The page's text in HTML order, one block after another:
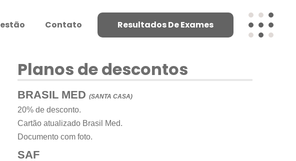
Contato Resultados De Exames
Planos de descontos
BRASIL MED (SANTA CASA)
20% de desconto.
Cartão atualizado Brasil Med.
Documento com foto.
SAF